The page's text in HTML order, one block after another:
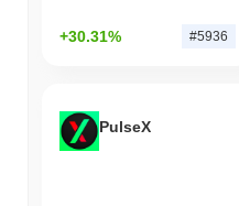
+30.31% #5936
PulseX